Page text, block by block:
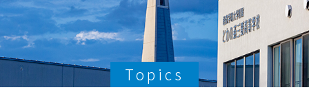
Topics